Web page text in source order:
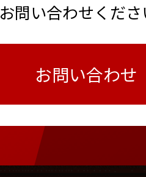
お問い合わせくだ
お問い合わせ